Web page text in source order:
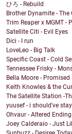
ひろ - Rebuild
Brother Dynamite - The
Trim Reaper x MGMT -
Satellite Citi - Evil Eyes
Dici - I run
LoveLeo - Big Talk
Specific Coast - Cold
Tennessee Frisky -
Bella Moore - Promised
Keith Knowles & the
The Satellite Station -
yuusef - i should've
Ohvaur - Altered
Joey Calderaio - Just